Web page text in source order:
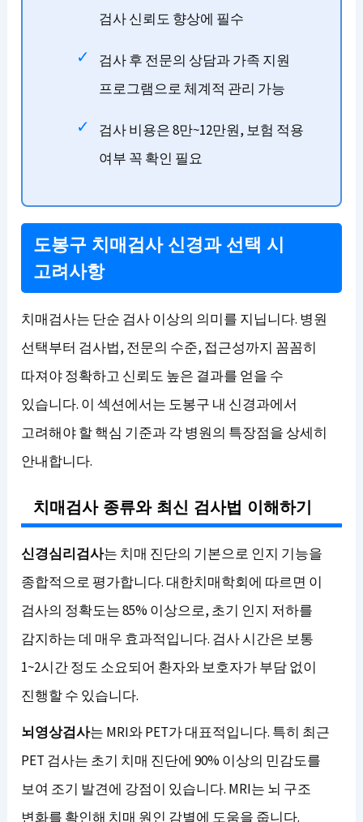
검사 신뢰도 향상에 필수
검사 후 전문의 상담과 가족 지원
프로그램으로 체계적 관리 가능
검사 비용은 8만~12만원, 보험 적용
여부 꼭 확인 필요
도봉구 치매검사 신경과 선택 시
고려사항
치매검사는 단순 검사 이상의 의미를 지닙니다. 병원
선택부터 검사법, 전문의 수준, 접근성까지 꼼꼼히
따져야 정확하고 신뢰도 높은 결과를 얻을 수
있습니다. 이 섹션에서는 도봉구 내 신경과에서
고려해야 할 핵심 기준과 각 병원의 특장점을 상세히
안내합니다.
치매검사 종류와 최신 검사법 이해하기
신경심리검사는 치매 진단의 기본으로 인지 기능을
종합적으로 평가합니다. 대한치매학회에 따르면 이
검사의 정확도는 85% 이상으로, 초기 인지 저하를
감지하는 데 매우 효과적입니다. 검사 시간은 보통
1~2시간 정도 소요되어 환자와 보호자가 부담 없이
진행할 수 있습니다.
뇌영상검사는 MRI와 PET가 대표적입니다. 특히 최근
PET 검사는 초기 치매 진단에 90% 이상의 민감도를
보여 조기 발견에 강점이 있습니다. MRI는 뇌 구조
변화를 확인해 치매 원인 감별에 도움을 줍니다.